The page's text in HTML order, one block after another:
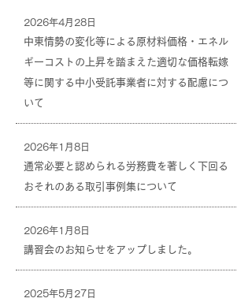
2026年4月28日
中東情勢の変化等による原材料価格・エネル
ギーコストの上昇を踏まえた適切な価格転嫁
等に関する中小受託事業者に対する配慮につ
いて
中東情勢の変化等による原材料価格・エネルギーコストの上昇を踏まえた適切な価格転嫁等に関する中小受託事業者に対する配慮について
2026年1月8日
通常必要と認められる労務費を著しく下回る
おそれのある取引事例集について
通常必要と認められる労務費を著しく下回るおそれのある取引事例集について
2026年1月8日
講習会のお知らせをアップしました。
講習会のお知らせをアップしました。
2025年5月27日